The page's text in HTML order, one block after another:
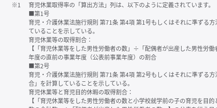
※1
育児休業取得率の「算出方法」列は、以下のように定義されています。
■第1号
育児・介護休業法施行規則 第71条 第4項 第1号もしくはそれに準ずる
ていることを示している。
育児休業等の取得割合：
【「育児休業等をした男性労働者の数」÷「配偶者が出産した男性労
年度の直前の事業年度（公表前事業年度）の割合
■第2号
育児・介護休業法施行規則 第71条 第4項 第2号もしくはそれに準ずる
合」を計算していることを示している。
育児休業等と育児目的休暇の取得割合：
【「育児休業等をした男性労働者の数と小学校就学前の子の育児を目